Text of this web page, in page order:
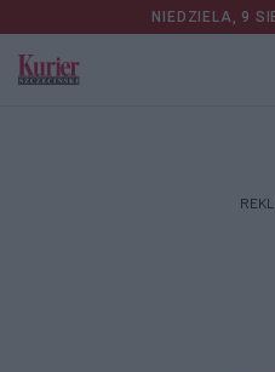
NIEDZIELA, 9